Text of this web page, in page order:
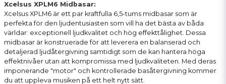
Xcelsus XPLM6 Midbasar:
Xcelsus XPLM6 är ett par kraftfulla 6,5-tums midbasar som är
perfekta för den ljudentusiasten som vill ha det bästa av båda
världar: exceptionell ljudkvalitet och hög effekttålighet. Dessa
midbasar är konstruerade för att leverera en balanserad och
detaljerad ljudåtergivning samtidigt som de kan hantera höga
effektnivåer utan att kompromissa med ljudkvaliteten. Med deras
imponerande "motor" och kontrollerade basåtergivning kommer
du att uppleva musiken på ett helt nytt sätt.